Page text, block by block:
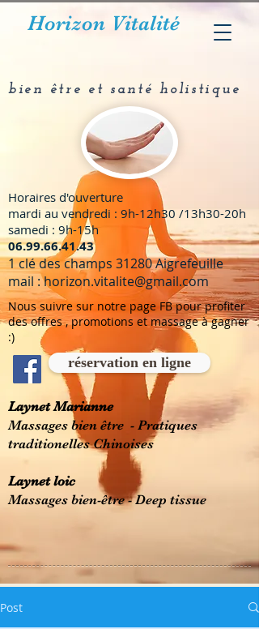
Horizon Vitalité
bien être et santé holistique
Horaires d'ouverture
mardi au vendredi : 9h-12h30 /13h30-20h
samedi : 9h-15h
​06.99.66.41.43
1 clé des champs 31280 Aigrefeuille
mail :horizon.vitalite@gmail.com
Nous suivre sur notre page FB pour profiter
des offres , promotions et massage à gagner
:)
réservation en ligne
Laynet Marianne
Massages bien être - Pratiques
traditionelles Chinoises
Laynet loic
Massages bien-être - Deep tissue
Post